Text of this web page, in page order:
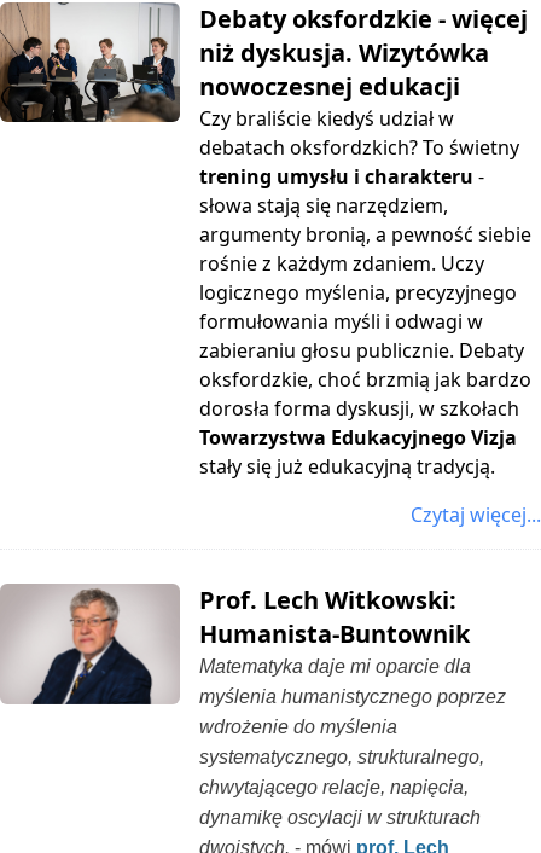
Debaty oksfordzkie - więcej
niż dyskusja. Wizytówka
nowoczesnej edukacji
Czy braliście kiedyś udział w
debatach oksfordzkich? To świetny
trening umysłu i charakteru -
słowa stają się narzędziem,
argumenty bronią, a pewność siebie
rośnie z każdym zdaniem. Uczy
logicznego myślenia, precyzyjnego
formułowania myśli i odwagi w
zabieraniu głosu publicznie. Debaty
oksfordzkie, choć brzmią jak bardzo
dorosła forma dyskusji, w szkołach
Towarzystwa Edukacyjnego Vizja
stały się już edukacyjną tradycją.
Czytaj więcej...
Prof. Lech Witkowski:
Humanista-Buntownik
Matematyka daje mi oparcie dla
myślenia humanistycznego poprzez
wdrożenie do myślenia
systematycznego, strukturalnego,
chwytającego relacje, napięcia,
dynamikę oscylacji w strukturach
dwoistych. - mówi prof. Lech